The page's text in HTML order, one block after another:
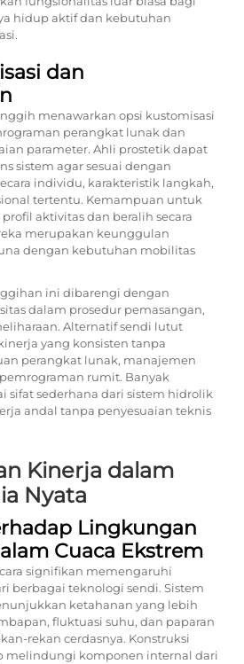
hidup aktif dan kebutuhan
dan
menawarkan opsi kustomisasi
perangkat lunak dan
parameter. Ahli prostetik dapat
sistem agar sesuai dengan
individu, karakteristik langkah,
tertentu. Kemampuan untuk
aktivitas dan beralih secara
merupakan keunggulan
dengan kebutuhan mobilitas
ini dibarengi dengan
dalam prosedur pemasangan,
Alternatif sendi lutut
yang konsisten tanpa
perangkat lunak, manajemen
rumit. Banyak
sifat sederhana dari sistem hidrolik
andal tanpa penyesuaian teknis
Kinerja dalam
Nyata
Lingkungan
Cuaca Ekstrem
signifikan memengaruhi
berbagai teknologi sendi. Sistem
ketahanan yang lebih
fluktuasi suhu, dan paparan
rekan cerdasnya. Konstruksi
melindungi komponen internal dari